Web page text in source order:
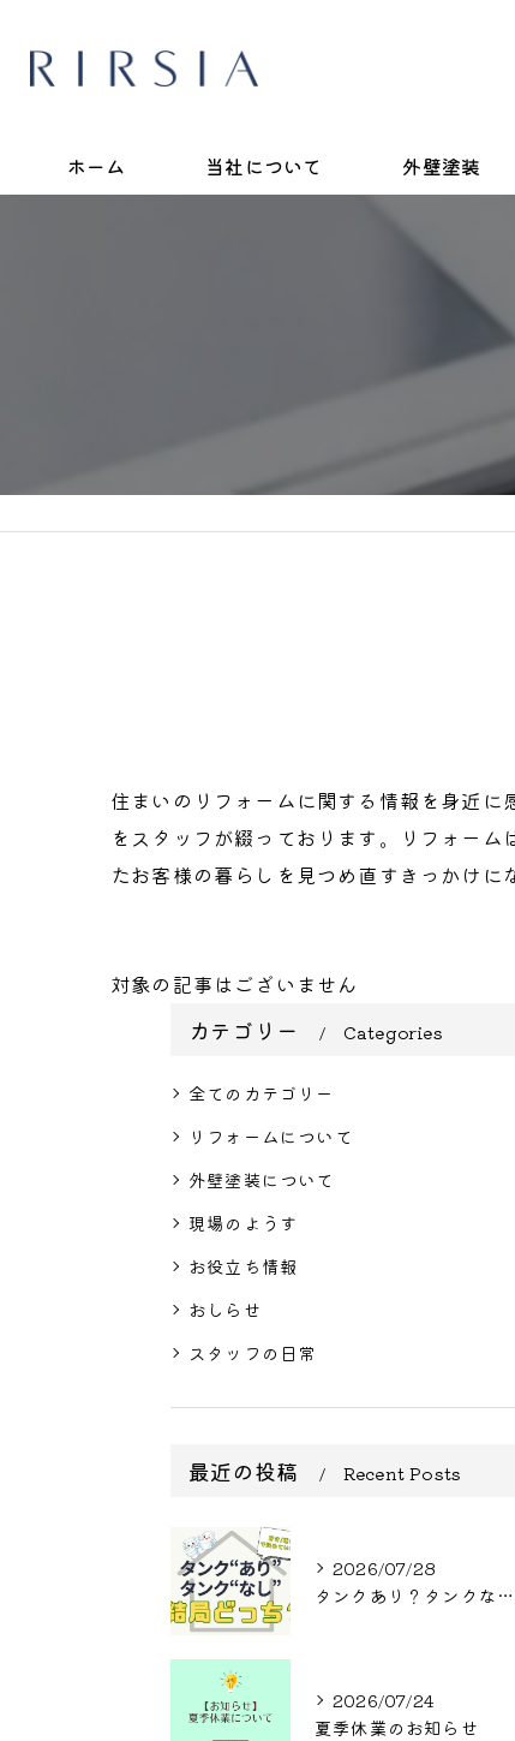
ホーム 当社について 外壁塗装
住まいのリフォームに関する情報を身近
をスタッフが綴っております。リフォー
たお客様の暮らしを見つめ直すきっかけに
対象の記事はございません
カテゴリー Categories
全てのカテゴリー
リフォームについて
外壁塗装について
現場のようす
お役立ち情報
おしらせ
スタッフの日常
最近の投稿 Recent Posts
2026/07/28
タンクあり？タンクなし？結局どっち？
2026/07/24
夏季休業のお知らせ